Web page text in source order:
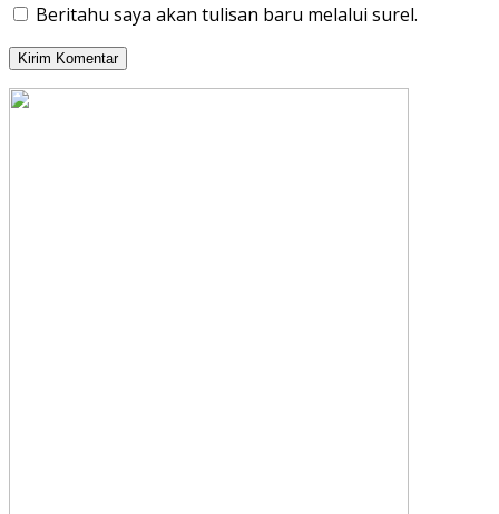
Beritahu saya akan tulisan baru melalui surel.